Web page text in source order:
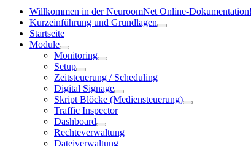
Willkommen in der NeuroomNet Online-Dokumentation!
Kurzeinführung und Grundlagen
Startseite
Module
Monitoring
Setup
Zeitsteuerung / Scheduling
Digital Signage
Skript Blöcke (Mediensteuerung)
Traffic Inspector
Dashboard
Rechteverwaltung
Dateiverwaltung